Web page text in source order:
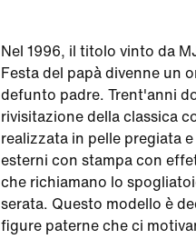
Nel 1996, il titolo vinto da
Festa del papà divenne un
defunto padre. Trent'anni
rivisitazione della classica
realizzata in pelle pregiata
esterni con stampa con
che richiamano lo
serata. Questo modello è
figure paterne che ci